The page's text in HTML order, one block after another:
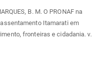
B. M. O PRONAF na
Itamarati em
fronteiras e cidadania. v.